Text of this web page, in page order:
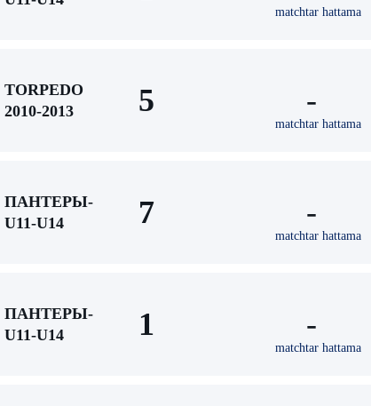
matchtar hattama
TORPEDO
2010-2013
5 -
matchtar hattama
ПАНТЕРЫ-
U11-U14
7 -
matchtar hattama
ПАНТЕРЫ-
U11-U14
1 -
matchtar hattama